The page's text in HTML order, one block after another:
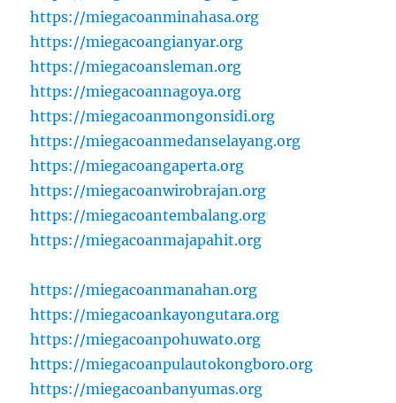
https://miegacoanminahasa.org
https://miegacoangianyar.org
https://miegacoansleman.org
https://miegacoannagoya.org
https://miegacoanmongonsidi.org
https://miegacoanmedanselayang.org
https://miegacoangaperta.org
https://miegacoanwirobrajan.org
https://miegacoantembalang.org
https://miegacoanmajapahit.org
https://miegacoanmanahan.org
https://miegacoankayongutara.org
https://miegacoanpohuwato.org
https://miegacoanpulautokongboro.org
https://miegacoanbanyumas.org